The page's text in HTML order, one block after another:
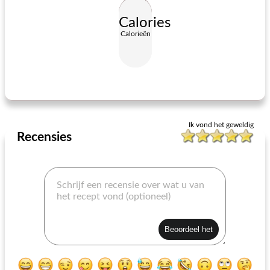
Calories
Calorieën
Ik vond het geweldig
Recensies